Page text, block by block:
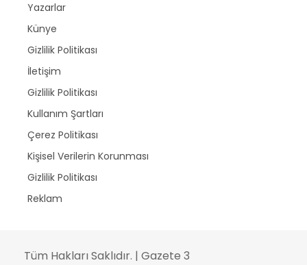
Yazarlar
Künye
Gizlilik Politikası
İletişim
Gizlilik Politikası
Kullanım Şartları
Çerez Politikası
Kişisel Verilerin Korunması
Gizlilik Politikası
Reklam
Tüm Hakları Saklıdır. | Gazete 3